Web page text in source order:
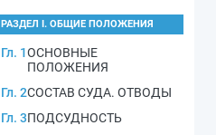
РАЗДЕЛ I. ОБЩИЕ ПОЛОЖЕНИЯ
Гл. 1ОСНОВНЫЕ
ПОЛОЖЕНИЯ
Гл. 2СОСТАВ СУДА. ОТВОДЫ
Гл. 3ПОДСУДНОСТЬ